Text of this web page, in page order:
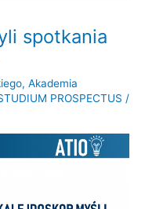
spotkania
, Akademia
PROSPECTUS /